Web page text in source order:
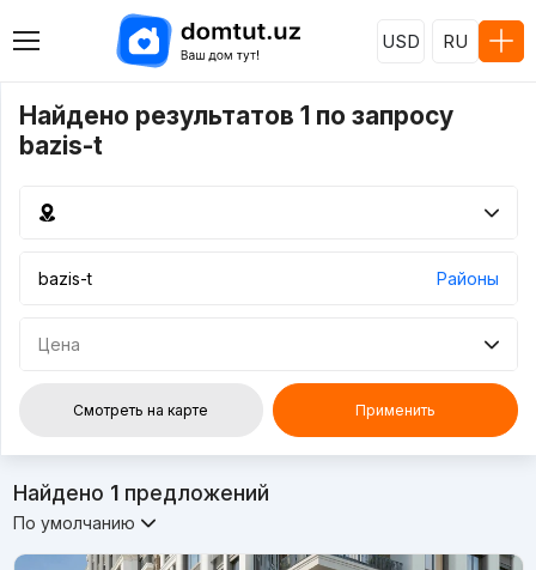
USD RU
Найдено результатов 1 по запросу
bazis-t
Районы
Цена
Смотреть на карте Применить
Найдено 1предложений
По умолчанию